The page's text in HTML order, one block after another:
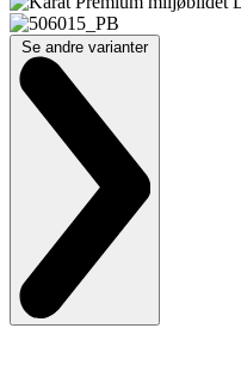
Se andre varianter